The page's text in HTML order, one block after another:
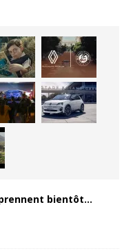
bientôt…